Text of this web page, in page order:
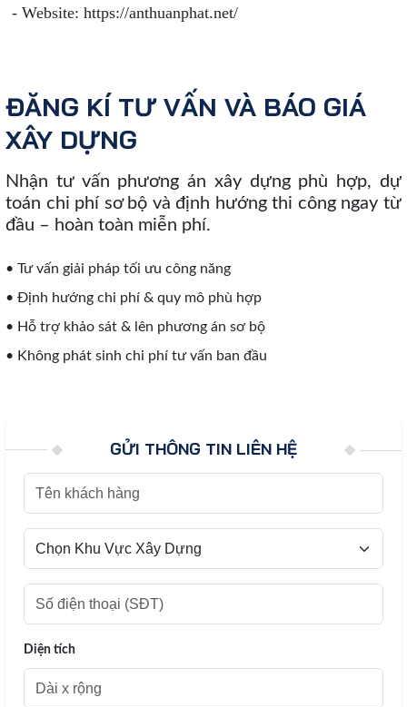
- Website: https://anthuanphat.net/
ĐĂNG KÍ TƯ VẤN VÀ BÁO GIÁ
XÂY DỰNG
Nhận tư vấn phương án xây dựng phù hợp, dự
toán chi phí sơ bộ và định hướng thi công ngay từ
đầu – hoàn toàn miễn phí.
• Tư vấn giải pháp tối ưu công năng
• Định hướng chi phí & quy mô phù hợp
• Hỗ trợ khảo sát & lên phương án sơ bộ
• Không phát sinh chi phí tư vấn ban đầu
GỬI THÔNG TIN LIÊN HỆ
Diện tích